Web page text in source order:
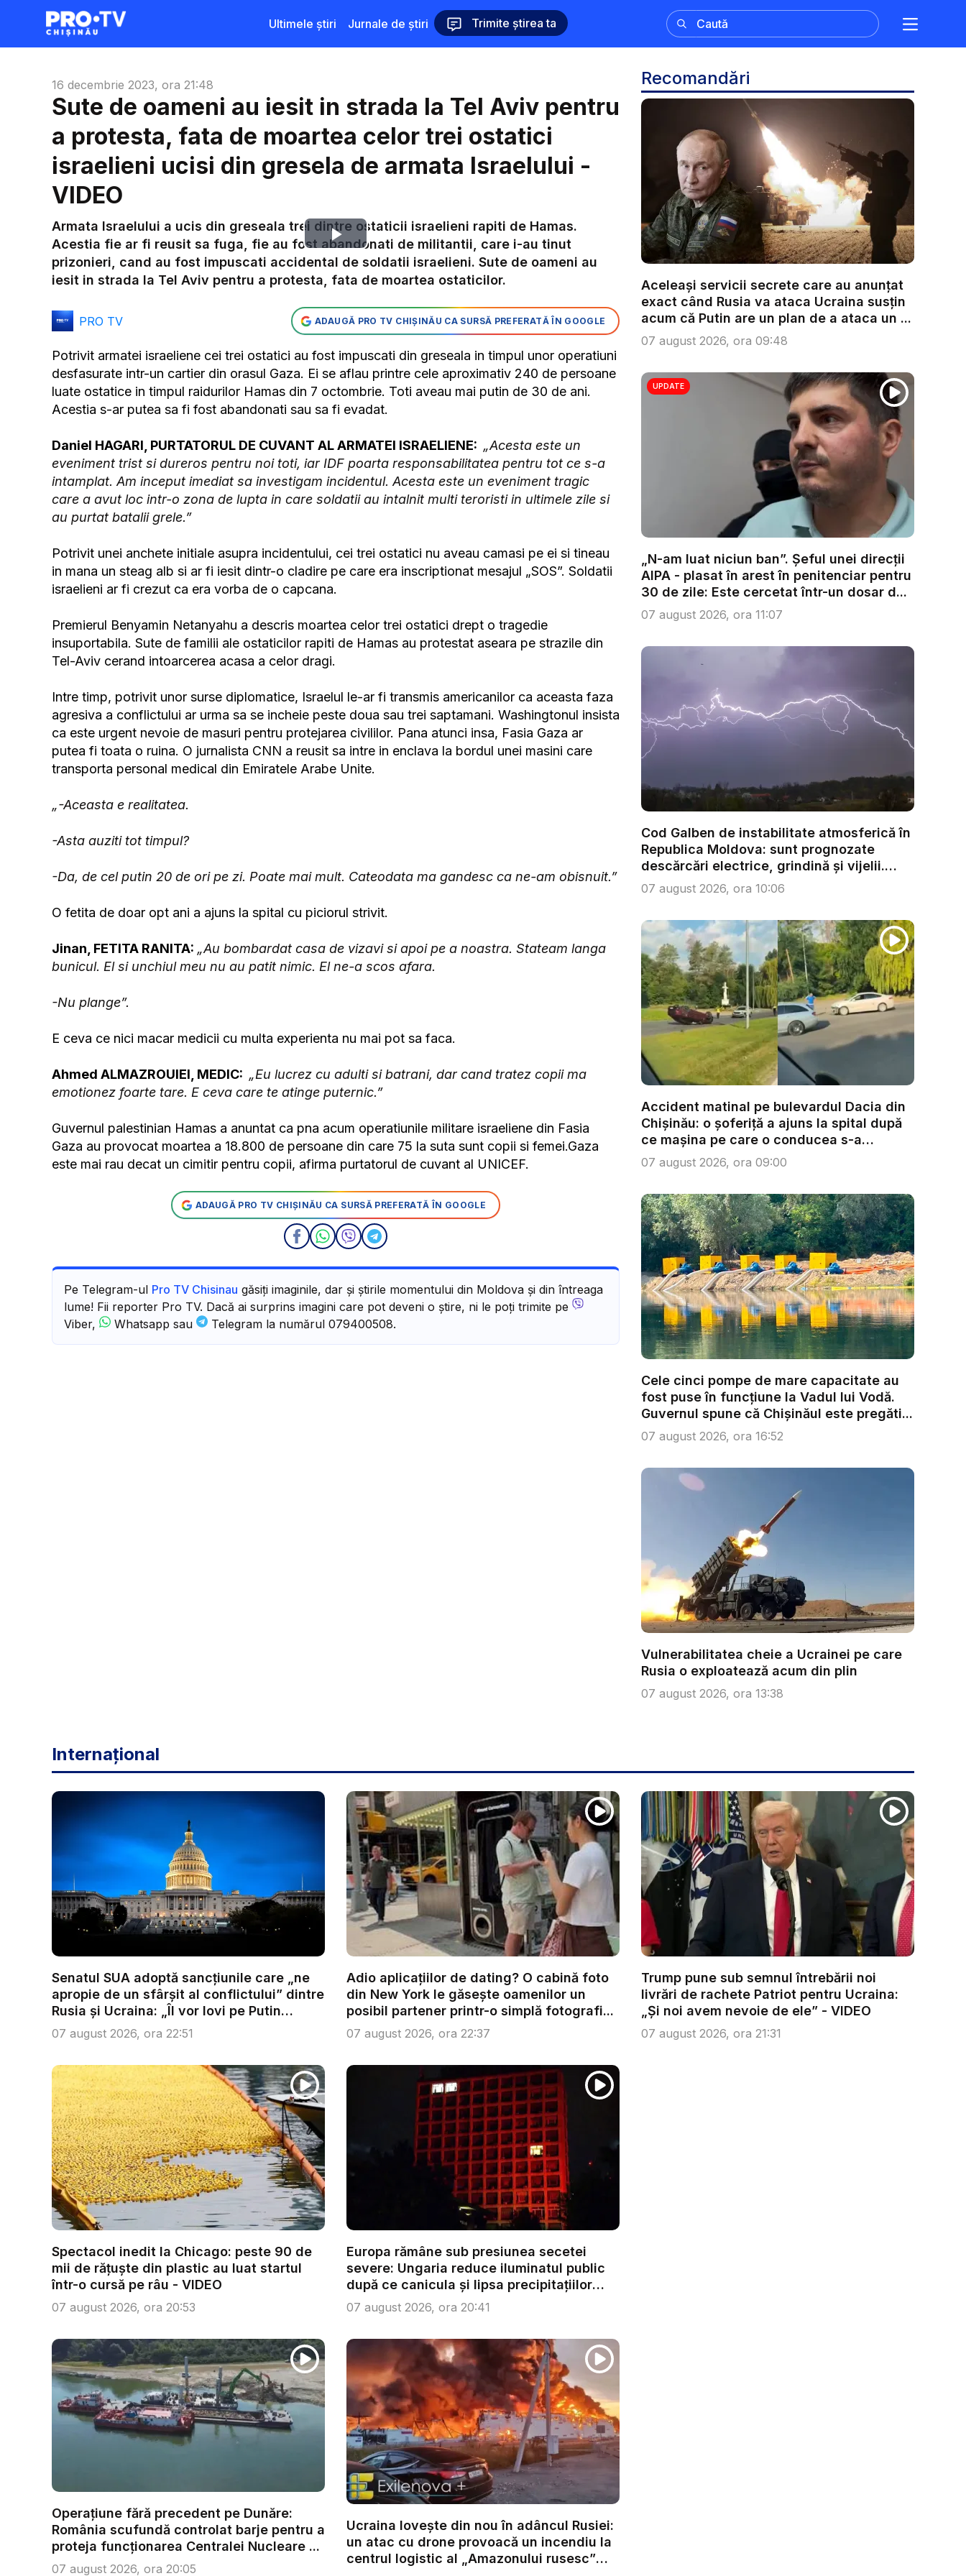
Ultimele știri Jurnale de știri Trimite știrea ta
16 decembrie 2023, ora 21:48
Sute de oameni au iesit in strada la Tel Aviv pentru
a protesta, fata de moartea celor trei ostatici
israelieni ucisi din gresela de armata Israelului -
VIDEO
Play
Video
Armata Israelului a ucis din greseala trei dintre ostaticii israelieni rapiti de Hamas.
Acestia fie ar fi reusit sa fuga, fie au fost abandonati de militantii, care i-au tinut
prizonieri, cand au fost impuscati accidental de soldatii israelieni. Sute de oameni au
iesit in strada la Tel Aviv pentru a protesta, fata de moartea ostaticilor.
PRO TV ADAUGĂ PRO TV CHIȘINĂU CA SURSĂ PREFERATĂ ÎN GOOGLE
Potrivit armatei israeliene cei trei ostatici au fost impuscati din greseala in timpul unor operatiuni
desfasurate intr-un cartier din orasul Gaza. Ei se aflau printre cele aproximativ 240 de persoane
luate ostatice in timpul raidurilor Hamas din 7 octombrie. Toti aveau mai putin de 30 de ani.
Acestia s-ar putea sa fi fost abandonati sau sa fi evadat.
Daniel HAGARI, PURTATORUL DE CUVANT AL ARMATEI ISRAELIENE: „Acesta este un
eveniment trist si dureros pentru noi toti, iar IDF poarta responsabilitatea pentru tot ce s-a
intamplat. Am inceput imediat sa investigam incidentul. Acesta este un eveniment tragic
care a avut loc intr-o zona de lupta in care soldatii au intalnit multi teroristi in ultimele zile si
au purtat batalii grele.”
Potrivit unei anchete initiale asupra incidentului, cei trei ostatici nu aveau camasi pe ei si tineau
in mana un steag alb si ar fi iesit dintr-o cladire pe care era inscriptionat mesajul „SOS”. Soldatii
israelieni ar fi crezut ca era vorba de o capcana.
Premierul Benyamin Netanyahu a descris moartea celor trei ostatici drept o tragedie
insuportabila. Sute de familii ale ostaticilor rapiti de Hamas au protestat aseara pe strazile din
Tel-Aviv cerand intoarcerea acasa a celor dragi.
Intre timp, potrivit unor surse diplomatice, Israelul le-ar fi transmis americanilor ca aceasta faza
agresiva a conflictului ar urma sa se incheie peste doua sau trei saptamani. Washingtonul insista
ca este urgent nevoie de masuri pentru protejarea civililor. Pana atunci insa, Fasia Gaza ar
putea fi toata o ruina. O jurnalista CNN a reusit sa intre in enclava la bordul unei masini care
transporta personal medical din Emiratele Arabe Unite.
„-Aceasta e realitatea.
-Asta auziti tot timpul?
-Da, de cel putin 20 de ori pe zi. Poate mai mult. Cateodata ma gandesc ca ne-am obisnuit.”
O fetita de doar opt ani a ajuns la spital cu piciorul strivit.
Jinan, FETITA RANITA: „Au bombardat casa de vizavi si apoi pe a noastra. Stateam langa
bunicul. El si unchiul meu nu au patit nimic. El ne-a scos afara.
-Nu plange”.
E ceva ce nici macar medicii cu multa experienta nu mai pot sa faca.
Ahmed ALMAZROUIEI, MEDIC: „Eu lucrez cu adulti si batrani, dar cand tratez copii ma
emotionez foarte tare. E ceva care te atinge puternic.”
Guvernul palestinian Hamas a anuntat ca pna acum operatiunile militare israeliene din Fasia
Gaza au provocat moartea a 18.800 de persoane din care 75 la suta sunt copii si femei.Gaza
este mai rau decat un cimitir pentru copii, afirma purtatorul de cuvant al UNICEF.
ADAUGĂ PRO TV CHIȘINĂU CA SURSĂ PREFERATĂ ÎN GOOGLE
Pe Telegram-ul Pro TV Chisinau găsiți imaginile, dar și știrile momentului din Moldova și din întreaga
lume! Fii reporter Pro TV. Dacă ai surprins imagini care pot deveni o știre, ni le poți trimite pe
Viber,
Whatsapp sau Telegram la numărul 079400508.
Recomandări
Aceleași servicii secrete care au anunțat
exact când Rusia va ataca Ucraina susțin
acum că Putin are un plan de a ataca un ...
07 august 2026, ora 09:48
UPDATE
„N-am luat niciun ban”. Șeful unei direcții
AIPA - plasat în arest în penitenciar pentru
30 de zile: Este cercetat într-un dosar d...
07 august 2026, ora 11:07
Cod Galben de instabilitate atmosferică în
Republica Moldova: sunt prognozate
descărcări electrice, grindină și vijelii.
Câ...
07 august 2026, ora 10:06
Accident matinal pe bulevardul Dacia din
Chișinău: o șoferiță a ajuns la spital după
ce mașina pe care o conducea s-a
răsturn...
07 august 2026, ora 09:00
Cele cinci pompe de mare capacitate au
fost puse în funcțiune la Vadul lui Vodă.
Guvernul spune că Chișinăul este pregăti...
07 august 2026, ora 16:52
Vulnerabilitatea cheie a Ucrainei pe care
Rusia o exploatează acum din plin
07 august 2026, ora 13:38
Internațional
Senatul SUA adoptă sancțiunile care „ne
apropie de un sfârșit al conflictului” dintre
Rusia și Ucraina: „Îl vor lovi pe Putin
acolo...
07 august 2026, ora 22:51
Adio aplicațiilor de dating? O cabină foto
din New York le găsește oamenilor un
posibil partener printr-o simplă fotografi...
07 august 2026, ora 22:37
Trump pune sub semnul întrebării noi
livrări de rachete Patriot pentru Ucraina:
„Și noi avem nevoie de ele” - VIDEO
07 august 2026, ora 21:31
Spectacol inedit la Chicago: peste 90 de
mii de rățuște din plastic au luat startul
într-o cursă pe râu - VIDEO
07 august 2026, ora 20:53
Europa rămâne sub presiunea secetei
severe: Ungaria reduce iluminatul public
după ce canicula și lipsa precipitațiilor
afe...
07 august 2026, ora 20:41
Operațiune fără precedent pe Dunăre:
România scufundă controlat barje pentru a
proteja funcționarea Centralei Nucleare ...
07 august 2026, ora 20:05
Ucraina lovește din nou în adâncul Rusiei:
un atac cu drone provoacă un incendiu la
centrul logistic al „Amazonului rusesc”